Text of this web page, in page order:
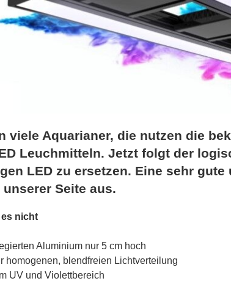
viele Aquarianer, die nutzen die
Leuchmitteln. Jetzt folgt der
LED zu ersetzen. Eine sehr
Seite aus.
es nicht
Aluminium nur 5 cm hoch
homogenen, blendfreien Lichtverteilung
UV und Violettbereich